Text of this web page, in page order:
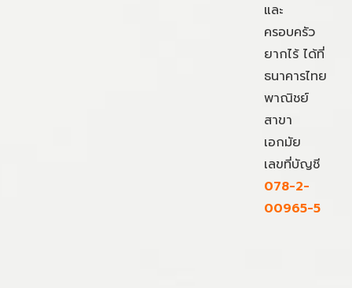
และ
ครอบครัว
ยากไร้ ได้ที่
ธนาคารไทย
พาณิชย์
สาขา
เอกมัย
เลขที่บัญชี
078-2-
00965-5